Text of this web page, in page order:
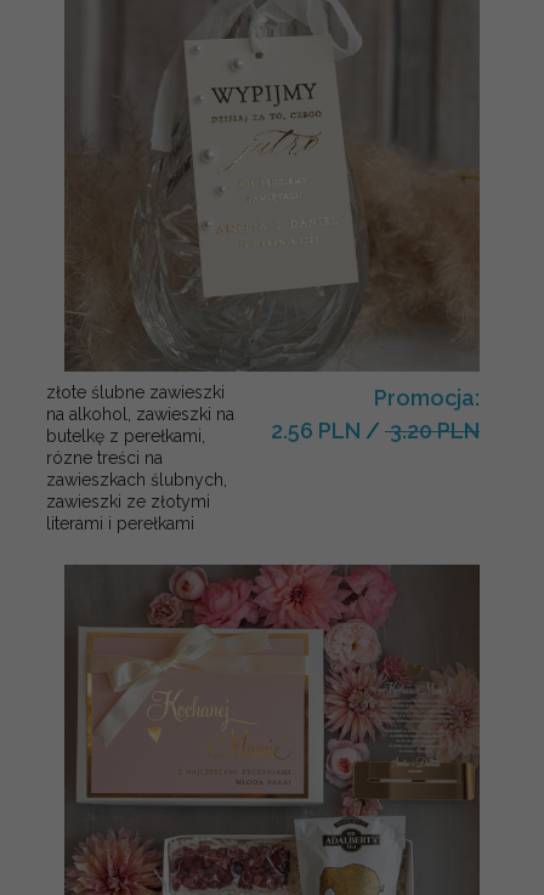
złote ślubne zawieszki
na alkohol, zawieszki na
butelkę z perełkami,
rózne treści na
zawieszkach ślubnych,
zawieszki ze złotymi
literami i perełkami
Promocja:
2.56 PLN / 3.20 PLN